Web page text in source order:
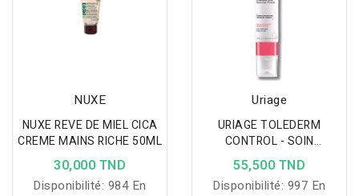
NUXE
NUXE REVE DE MIEL CICA
CREME MAINS RICHE 50ML
30,000 TND
Disponibilité: 984 En
Uriage
URIAGE TOLEDERM
CONTROL - SOIN
APAISANT 40ML
55,500 TND
Disponibilité: 997 En